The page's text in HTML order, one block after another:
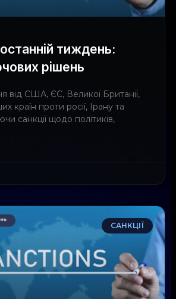
останній тиждень:
рішень
від США, ЄС, Великої Британії,
країн проти росії, Ірану та
санкції щодо політиків,
САНКЦІЇ